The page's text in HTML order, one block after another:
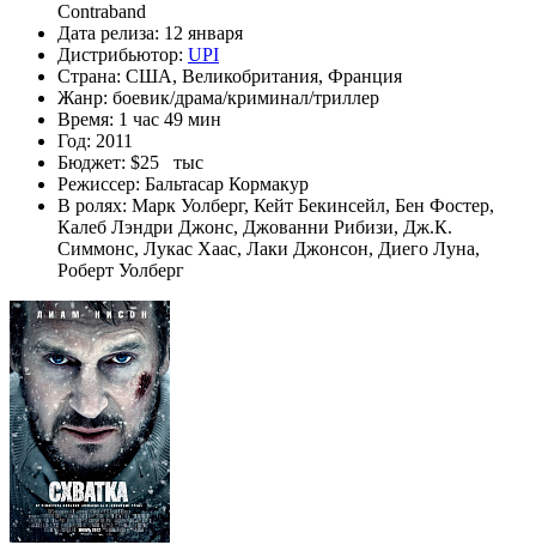
Contraband
Дата релиза: 12 января
Дистрибьютор: UPI
Страна: США, Великобритания, Франция
Жанр: боевик/драма/криминал/триллер
Время: 1 час 49 мин
Год: 2011
Бюджет: $25 тыс
Режиссер: Бальтасар Кормакур
В ролях: Марк Уолберг, Кейт Бекинсейл, Бен Фостер,
Калеб Лэндри Джонс, Джованни Рибизи, Дж.К.
Симмонс, Лукас Хаас, Лаки Джонсон, Диего Луна,
Роберт Уолберг